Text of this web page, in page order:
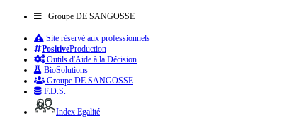
Groupe DE SANGOSSE
Site réservé aux professionnels
PositiveProduction
Outils d'Aide à la Décision
BioSolutions
Groupe DE SANGOSSE
F.D.S.
Index Egalité